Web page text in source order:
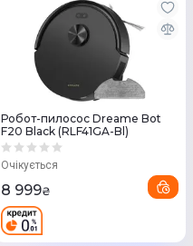
Робот-пилосос Dreame Bot
F20 Black (RLF41GA-Bl)
Очікується
8 999₴